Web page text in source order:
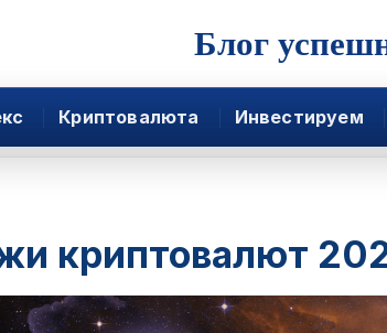
Блог
Криптовалюта Инвестируем
криптовалют